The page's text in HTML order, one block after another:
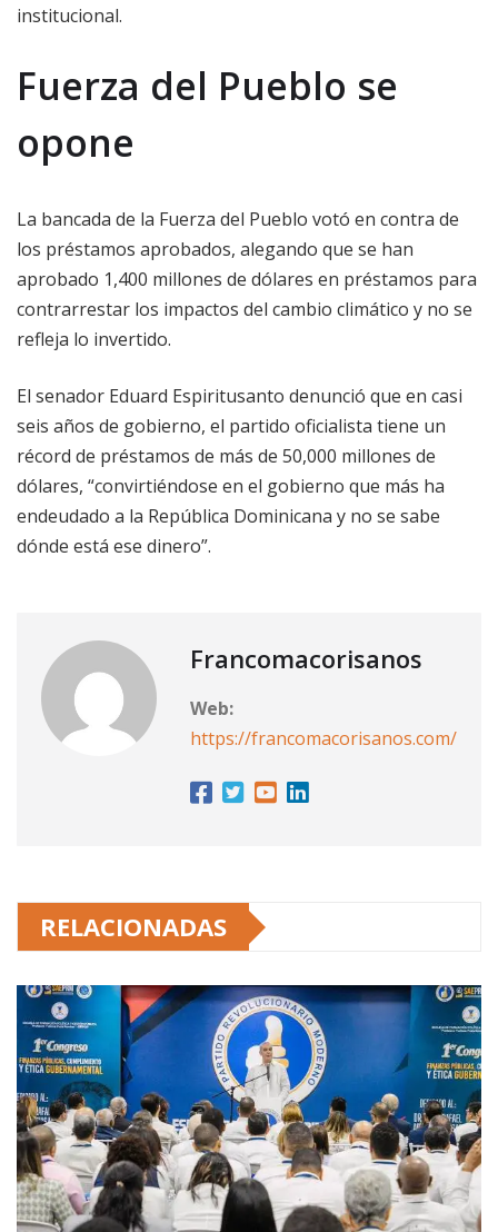
institucional.
Fuerza del Pueblo se
opone
La bancada de la Fuerza del Pueblo votó en contra de
los préstamos aprobados, alegando que se han
aprobado 1,400 millones de dólares en préstamos para
contrarrestar los impactos del cambio climático y no se
refleja lo invertido.
El senador Eduard Espiritusanto denunció que en casi
seis años de gobierno, el partido oficialista tiene un
récord de préstamos de más de 50,000 millones de
dólares, “convirtiéndose en el gobierno que más ha
endeudado a la República Dominicana y no se sabe
dónde está ese dinero”.
Francomacorisanos
Web:
https://francomacorisanos.com/
RELACIONADAS